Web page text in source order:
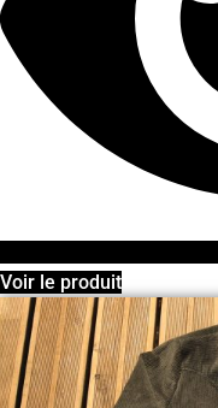
Voir le produit